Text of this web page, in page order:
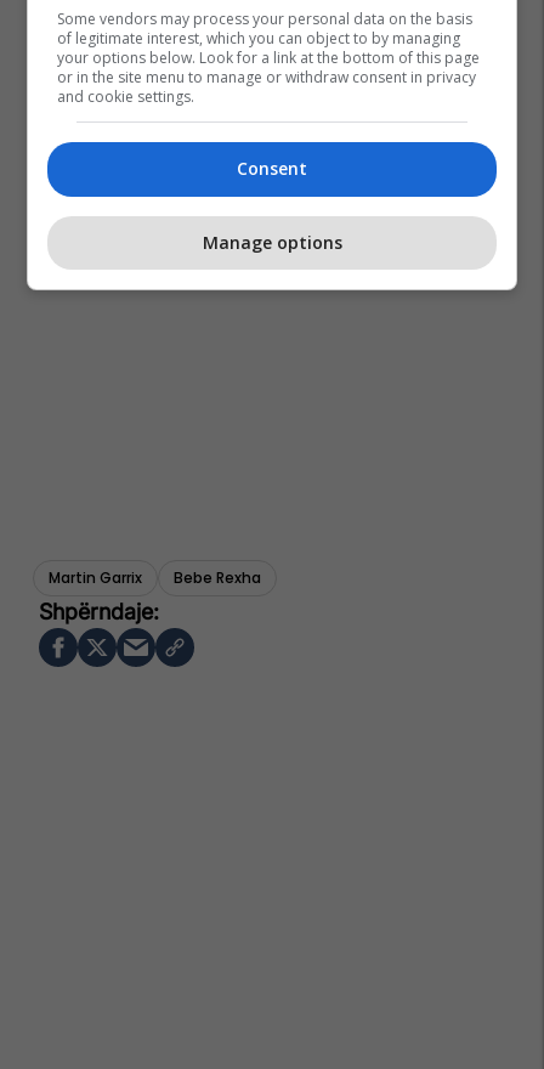
Martin Garrix Bebe Rexha
Some vendors may process your personal data on the basis
of legitimate interest, which you can object to by managing
your options below. Look for a link at the bottom of this page
or in the site menu to manage or withdraw consent in privacy
and cookie settings.
Consent
Manage options